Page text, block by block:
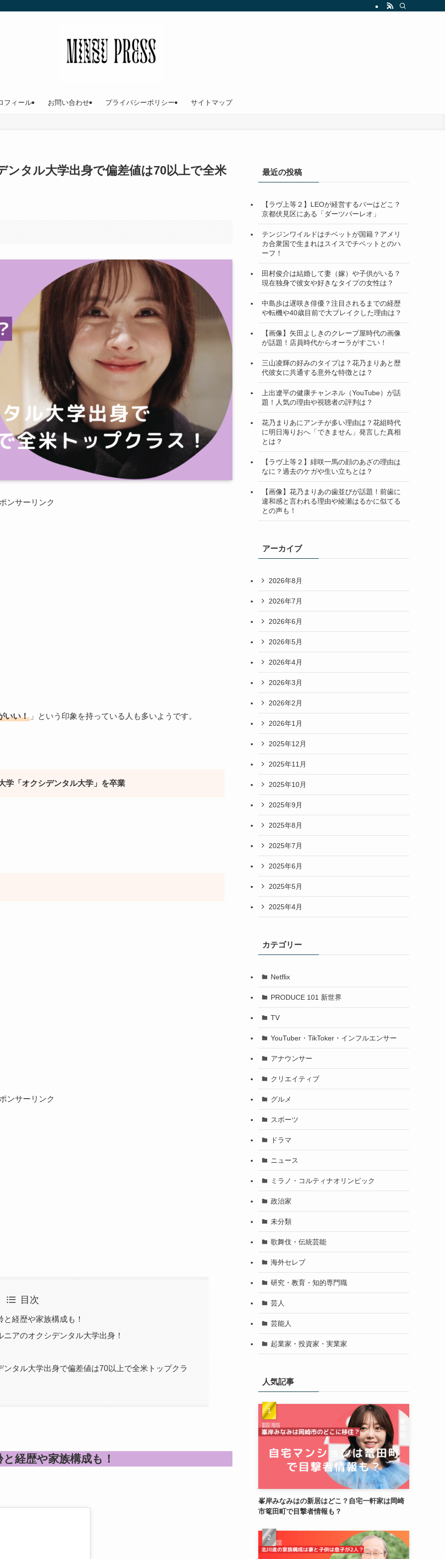
フィール お問い合わせ プライバシーポリシー サイトマップ
ンタル大学出身で偏差値は70以上で全米
ンサーリンク
いい！ 」という印象を持っている人も多いようです。
学「オクシデンタル大学」を卒業
ンサーリンク
目次
経歴や家族構成も！
アのオクシデンタル大学出身！
タル大学出身で偏差値は70以上で全米トップクラ
経歴や家族構成も！
最近の投稿
【ラヴ上等２】LEOが経営するバーはどこ？
京都伏見区にある「ダーツバーレオ」
テンジンワイルドはチベットが国籍？アメリ
カ合衆国で生まれはスイスでチベットとのハ
ーフ！
田村俊介は結婚して妻（嫁）や子供がいる？
現在独身で彼女や好きなタイプの女性は？
中島歩は遅咲き俳優？注目されるまでの経歴
や転機や40歳目前で大ブレイクした理由は？
【画像】矢田よしきのクレープ屋時代の画像
が話題！店員時代からオーラがすごい！
三山凌輝の好みのタイプは？花乃まりあと歴
代彼女に共通する意外な特徴とは？
上出遼平の健康チャンネル（YouTube）が話
題！人気の理由や視聴者の評判は？
花乃まりあにアンチが多い理由は？花組時代
に明日海りおへ「できません」発言した真相
とは？
【ラヴ上等２】緋咲一馬の顔のあざの理由は
なに？過去のケガや生い立ちとは？
【画像】花乃まりあの歯並びが話題！前歯に
違和感と言われる理由や綾瀬はるかに似てる
との声も！
アーカイブ
2026年8月
2026年7月
2026年6月
2026年5月
2026年4月
2026年3月
2026年2月
2026年1月
2025年12月
2025年11月
2025年10月
2025年9月
2025年8月
2025年7月
2025年6月
2025年5月
2025年4月
カテゴリー
Netflix
PRODUCE 101 新世界
TV
YouTuber・TikToker・インフルエンサー
アナウンサー
クリエイティブ
グルメ
スポーツ
ドラマ
ニュース
ミラノ・コルティナオリンピック
政治家
未分類
歌舞伎・伝統芸能
海外セレブ
研究・教育・知的専門職
芸人
芸能人
起業家・投資家・実業家
人気記事
峯岸みなみはの新居はどこ？自宅一軒家は岡崎
市篭田町で目撃者情報も？